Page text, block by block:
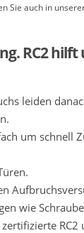
Sie auch in
RC2
leiden
um schnell
wie
RC2